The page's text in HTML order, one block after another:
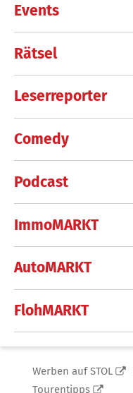
Events
Rätsel
Leserreporter
Comedy
Podcast
ImmoMARKT
AutoMARKT
FlohMARKT
Werben auf STOL
Tourentipps